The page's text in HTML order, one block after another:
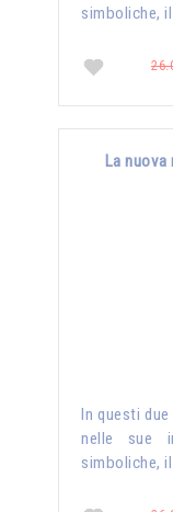
simboliche,
La
In questi
nelle sue
simboliche,